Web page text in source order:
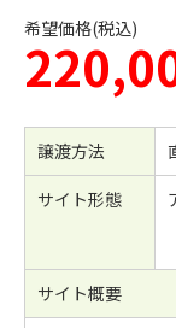
希望価格(税込)
譲渡方法
サイト形態
サイト概要